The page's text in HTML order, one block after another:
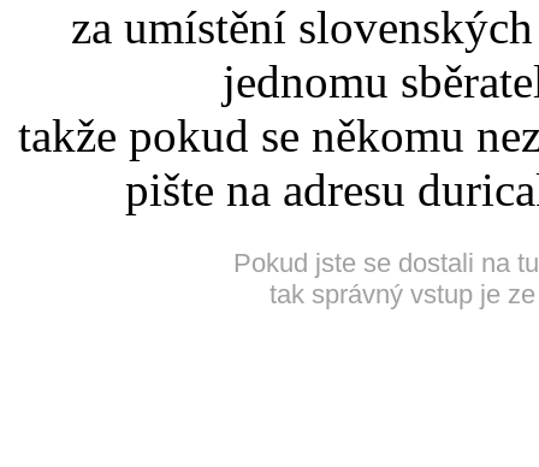
za umístění
jednomu
takže pokud se někomu
pište na adresu
Pokud jste se dostali na
tak správný vstup je